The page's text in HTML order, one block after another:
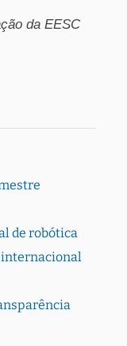
da EESC
de robótica
internacional